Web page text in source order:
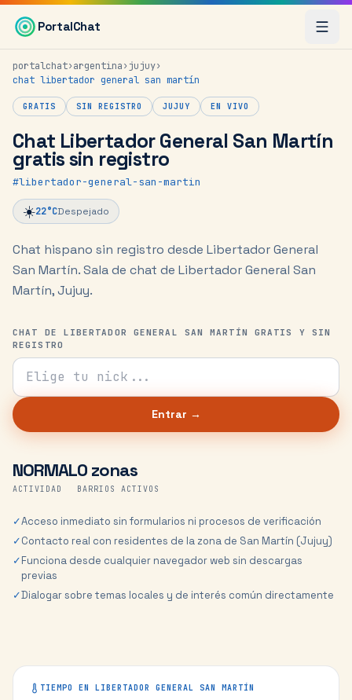
Saltar al contenido principal
PortalChat
portalchat›argentina›jujuy›
chat libertador general san martín
GRATIS SIN REGISTRO JUJUY EN VIVO
Chat Libertador General San Martín
gratis sin registro
#libertador-general-san-martin
☀️22°CDespejado
Chat hispano sin registro desde Libertador General
San Martín.Sala de chat de Libertador General San
Martín, Jujuy.
CHAT DE LIBERTADOR GENERAL SAN MARTÍN GRATIS Y SIN
REGISTRO
Tu nick para el chat
Entrar →
NORMAL
ACTIVIDAD
0 zonas
BARRIOS ACTIVOS
✓Acceso inmediato sin formularios ni procesos de verificación
✓Contacto real con residentes de la zona de San Martín (Jujuy)
✓Funciona desde cualquier navegador web sin descargas
previas
✓Dialogar sobre temas locales y de interés común directamente
TIEMPO EN LIBERTADOR GENERAL SAN MARTÍN